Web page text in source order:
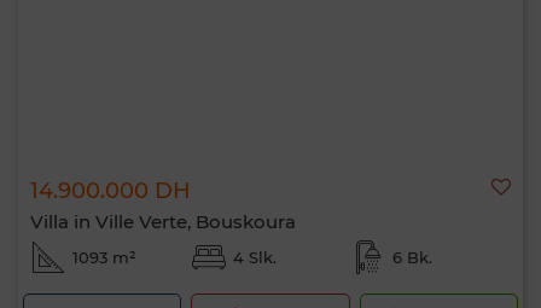
14.900.000 DH
Villa in Ville Verte, Bouskoura
1093 m² 4 Slk. 6 Bk.